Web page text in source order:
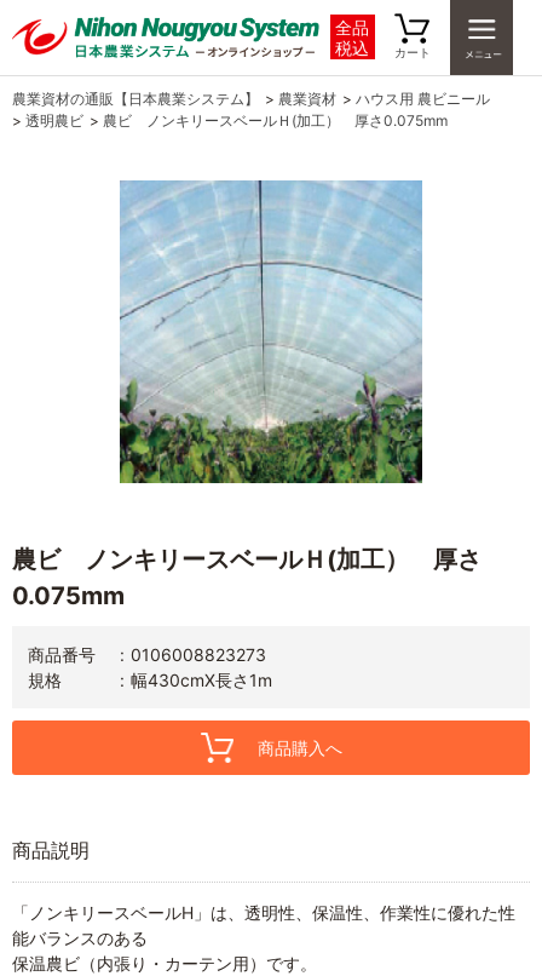
全品
税込
カート
農業資材の通販【日本農業システム】 > 農業資材 > ハウス用 農ビニール
> 透明農ビ > 農ビ ノンキリースベールＨ(加工） 厚さ0.075mm
農ビ ノンキリースベールＨ(加工） 厚さ
0.075mm
商品番号
0106008823273
規格
幅430cmX長さ1m
商品購入へ
商品説明
「ノンキリースベールH」は、透明性、保温性、作業性に優れた性
能バランスのある
保温農ビ（内張り・カーテン用）です。